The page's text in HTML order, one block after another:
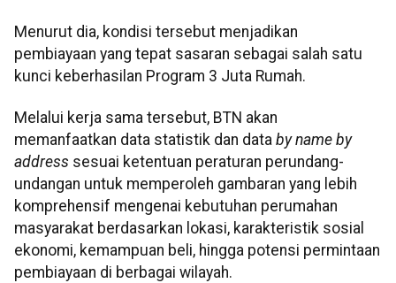
Menurut dia, kondisi tersebut menjadikan
pembiayaan yang tepat sasaran sebagai salah satu
kunci keberhasilan Program 3 Juta Rumah.
Melalui kerja sama tersebut, BTN akan
memanfaatkan data statistik dan data by name by
address sesuai ketentuan peraturan perundang-
undangan untuk memperoleh gambaran yang lebih
komprehensif mengenai kebutuhan perumahan
masyarakat berdasarkan lokasi, karakteristik sosial
ekonomi, kemampuan beli, hingga potensi permintaan
pembiayaan di berbagai wilayah.